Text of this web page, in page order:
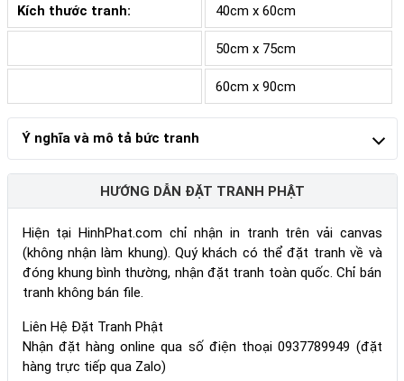
Kích thước tranh: 40cm x 60cm
50cm x 75cm
60cm x 90cm
Ý nghĩa và mô tả bức tranh
HƯỚNG DẪN ĐẶT TRANH PHẬT
Hiện tại HinhPhat.com chỉ nhận in tranh trên vải canvas
(không nhận làm khung). Quý khách có thể đặt tranh về và
đóng khung bình thường, nhận đặt tranh toàn quốc. Chỉ bán
tranh không bán file.
Liên Hệ Đặt Tranh Phật
Nhận đặt hàng online qua số điện thoại 0937789949 (đặt
hàng trực tiếp qua Zalo)